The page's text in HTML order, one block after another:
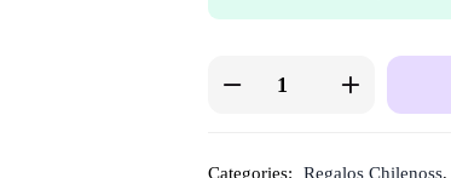
Categories: Regalos Chilenoss,